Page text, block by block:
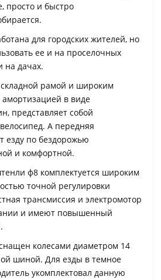
просто и быстро
для городских жителей, но
ее и на проселочных
на дачах.
складной рамой и широким
в виде
представляет собой
А передняя
езду по бездорожью
и комфортной.
ф8 комплектуется широким
точной регулировки
трансмиссия и электромотор
и имеют повышенный
колесами диаметром 14
шиной. Для езды в темное
укомплектовал данную